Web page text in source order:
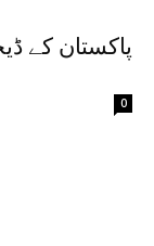
پاکستان کے
0